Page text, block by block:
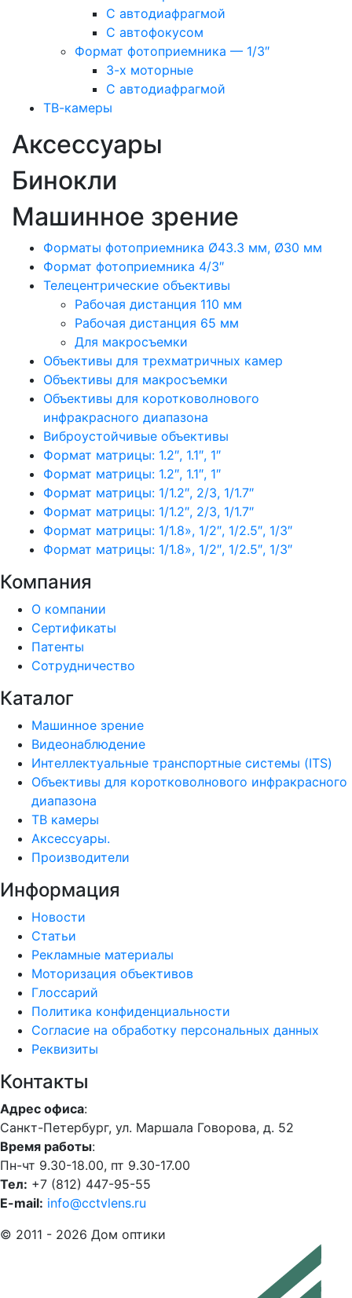
С автодиафрагмой
С автофокусом
Формат фотоприемника — 1/3″
3-х моторные
С автодиафрагмой
ТВ-камеры
Аксессуары
Бинокли
Машинное зрение
Форматы фотоприемника Ø43.3 мм, Ø30 мм
Формат фотоприемника 4/3″
Телецентрические объективы
Рабочая дистанция 110 мм
Рабочая дистанция 65 мм
Для макросъемки
Объективы для трехматричных камер
Объективы для макросъемки
Объективы для коротковолнового
инфракрасного диапазона
Виброустойчивые объективы
Формат матрицы: 1.2″, 1.1″, 1″
Формат матрицы: 1.2″, 1.1″, 1″
Формат матрицы: 1/1.2″, 2/3, 1/1.7″
Формат матрицы: 1/1.2″, 2/3, 1/1.7″
Формат матрицы: 1/1.8», 1/2″, 1/2.5″, 1/3″
Формат матрицы: 1/1.8», 1/2″, 1/2.5″, 1/3″
Компания
О компании
Сертификаты
Патенты
Сотрудничество
Каталог
Машинное зрение
Видеонаблюдение
Интеллектуальные транспортные системы (ITS)
Объективы для коротковолнового инфракрасного
диапазона
ТВ камеры
Аксессуары.
Производители
Информация
Новости
Статьи
Рекламные материалы
Моторизация объективов
Глоссарий
Политика конфиденциальности
Согласие на обработку персональных данных
Реквизиты
Контакты
Адрес офиса:
Санкт-Петербург, ул. Маршала Говорова, д. 52
Время работы:
Пн-чт 9.30-18.00, пт 9.30-17.00
Тел: +7 (812) 447-95-55
E-mail: info@cctvlens.ru
© 2011 - 2026 Дом оптики